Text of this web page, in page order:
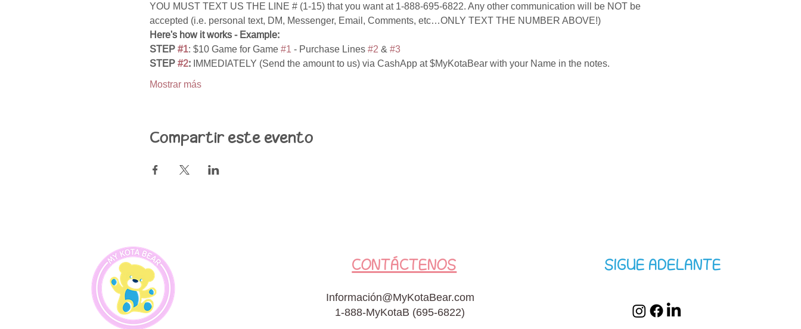
YOU MUST TEXT US THE LINE # (1-15) that you want at 1-888-695-6822. Any other communication will be NOT be
accepted (i.e. personal text, DM, Messenger, Email, Comments, etc…ONLY TEXT THE NUMBER ABOVE!)
Here's how it works - Example:
STEP #1: $10 Game for Game #1 - Purchase Lines #2 & #3
STEP #2: IMMEDIATELY (Send the amount to us) via CashApp at $MyKotaBear with your Name in the notes.
Mostrar más
Compartir este evento
CONTÁCTENOS
Información@MyKotaBear.com
1-888-MyKotaB (695-6822)
SIGUE ADELANTE